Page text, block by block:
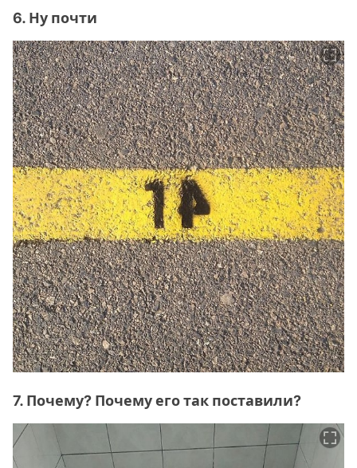
6. Ну почти
7. Почему? Почему его так поставили?